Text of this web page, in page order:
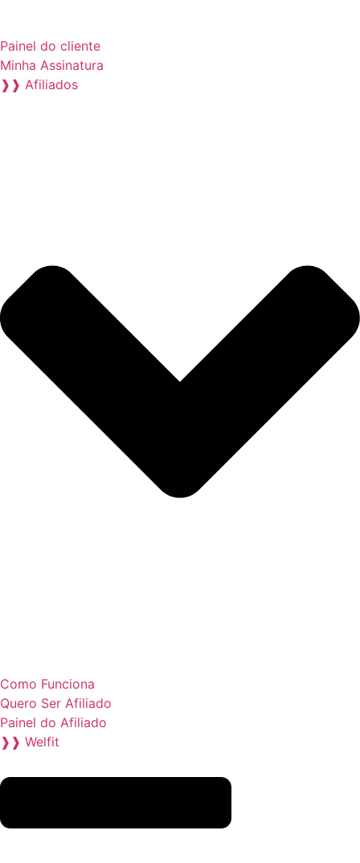
Painel do cliente
Minha Assinatura
❱❱ Afiliados
Como Funciona
Quero Ser Afiliado
Painel do Afiliado
❱❱ Welfit